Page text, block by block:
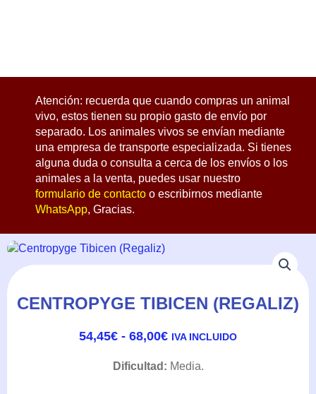
Atención: recuerda que cuando compras un animal
vivo, estos tienen su propio gasto de envío por
separado. Los animales vivos se envían mediante
una empresa de transporte especializada. Si tienes
alguna duda o consulta a cerca de los envíos o los
animales a la venta, puedes usar nuestro
formulario de contacto o escribirnos mediante
WhatsApp, Gracias.
CENTROPYGE TIBICEN (REGALIZ)
54,45€ - 68,00€DE
DESDE
IVA INCLUIDO
Dificultad: Media.